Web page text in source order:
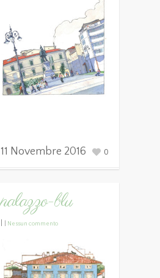
11 Novembre 2016 0
palazzo-blu
Nessun commento